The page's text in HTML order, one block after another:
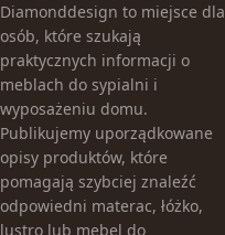
Diamonddesign to miejsce dla
osób, które szukają
praktycznych informacji o
meblach do sypialni i
wyposażeniu domu.
Publikujemy uporządkowane
opisy produktów, które
pomagają szybciej znaleźć
odpowiedni materac, łóżko,
lustro lub mebel do